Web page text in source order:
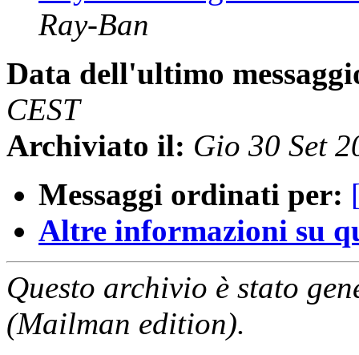
Ray-Ban
Data dell'ultimo
CEST
Archiviato il: Gio 30 Set
Messaggi ordinati per:
Altre informazioni su
Questo archivio è stato
(Mailman edition).